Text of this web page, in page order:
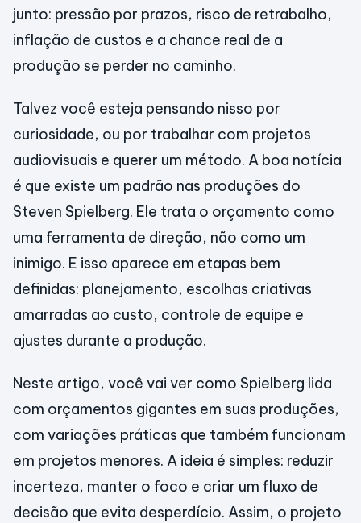
junto: pressão por prazos, risco de retrabalho,
inflação de custos e a chance real de a
produção se perder no caminho.
Talvez você esteja pensando nisso por
curiosidade, ou por trabalhar com projetos
audiovisuais e querer um método. A boa notícia
é que existe um padrão nas produções do
Steven Spielberg. Ele trata o orçamento como
uma ferramenta de direção, não como um
inimigo. E isso aparece em etapas bem
definidas: planejamento, escolhas criativas
amarradas ao custo, controle de equipe e
ajustes durante a produção.
Neste artigo, você vai ver como Spielberg lida
com orçamentos gigantes em suas produções,
com variações práticas que também funcionam
em projetos menores. A ideia é simples: reduzir
incerteza, manter o foco e criar um fluxo de
decisão que evita desperdício. Assim, o projeto